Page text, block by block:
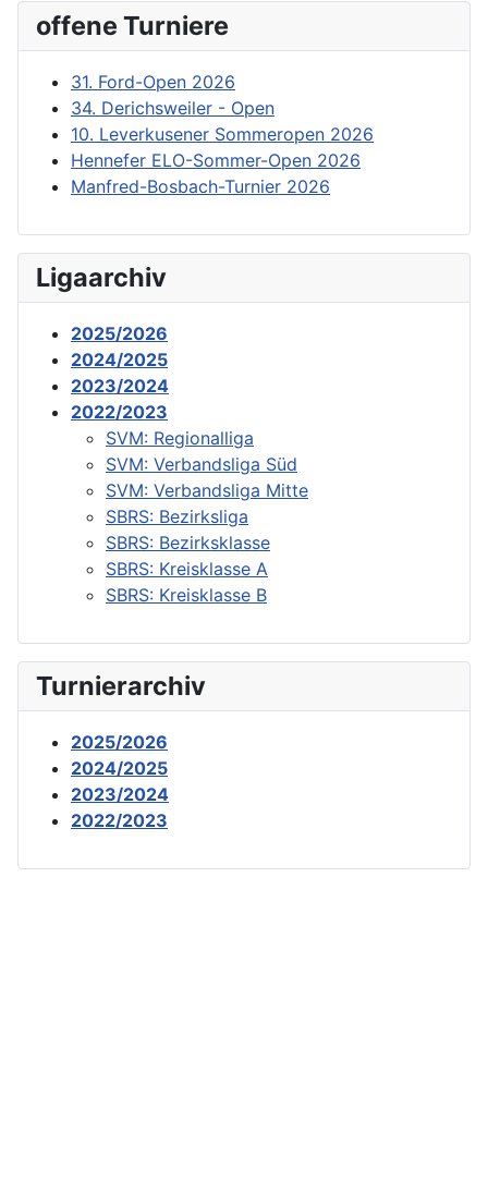
offene Turniere
31. Ford-Open 2026
34. Derichsweiler - Open
10. Leverkusener Sommeropen 2026
Hennefer ELO-Sommer-Open 2026
Manfred-Bosbach-Turnier 2026
Ligaarchiv
2025/2026
2024/2025
2023/2024
2022/2023
SVM: Regionalliga
SVM: Verbandsliga Süd
SVM: Verbandsliga Mitte
SBRS: Bezirksliga
SBRS: Bezirksklasse
SBRS: Kreisklasse A
SBRS: Kreisklasse B
Turnierarchiv
2025/2026
2024/2025
2023/2024
2022/2023